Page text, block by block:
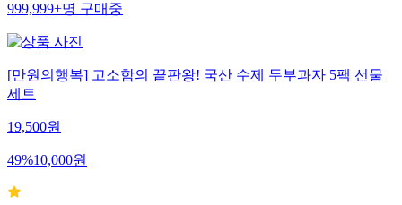
999,999+명 구매중
[만원의행복] 고소함의 끝판왕! 국산 수제 두부과자 5팩 선물
세트
19,500원
49%10,000원